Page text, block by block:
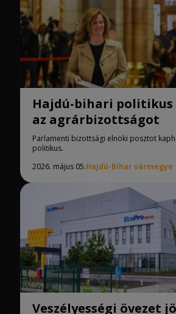
Hajdú-bihari politikus
az agrárbizottságot
Parlamenti bizottsági elnöki posztot
politikus.
2026. május 05.Hajdú-Bihar vármegye
Veszélyességi övezet